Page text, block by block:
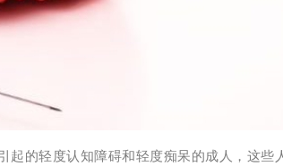
的轻度认知障碍和轻度痴呆的成人，这些